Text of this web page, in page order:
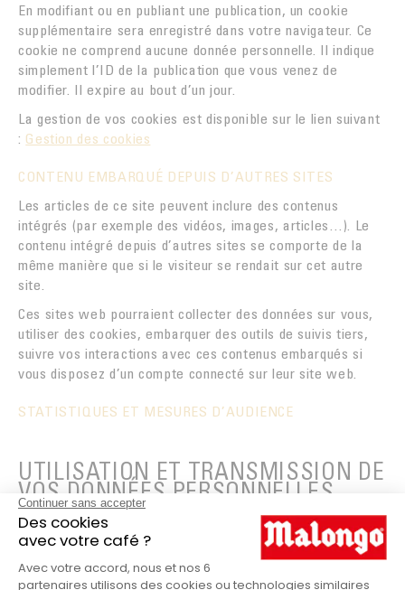
En modifiant ou en publiant une publication, un cookie
supplémentaire sera enregistré dans votre navigateur. Ce
cookie ne comprend aucune donnée personnelle. Il indique
simplement l’ID de la publication que vous venez de
modifier. Il expire au bout d’un jour.
La gestion de vos cookies est disponible sur le lien suivant
: Gestion des cookies
CONTENU EMBARQUÉ DEPUIS D’AUTRES SITES
Les articles de ce site peuvent inclure des contenus
intégrés (par exemple des vidéos, images, articles…). Le
contenu intégré depuis d’autres sites se comporte de la
même manière que si le visiteur se rendait sur cet autre
site.
Ces sites web pourraient collecter des données sur vous,
utiliser des cookies, embarquer des outils de suivis tiers,
suivre vos interactions avec ces contenus embarqués si
vous disposez d’un compte connecté sur leur site web.
STATISTIQUES ET MESURES D’AUDIENCE
UTILISATION ET TRANSMISSION DE
VOS DONNÉES PERSONNELLES
DURÉES DE STOCKAGE DE VOS
DONNÉES